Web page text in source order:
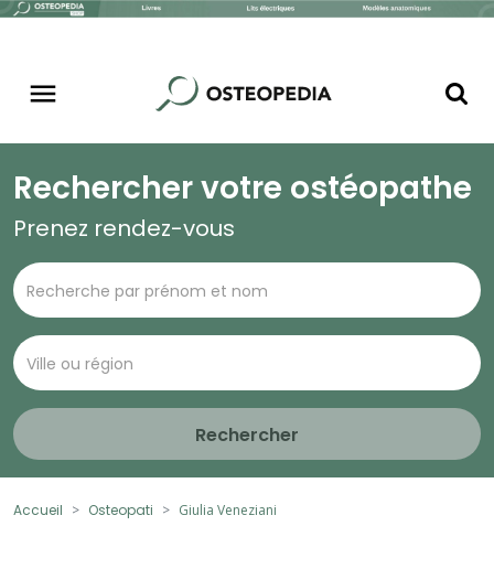
Rechercher votre ostéopathe
Prenez rendez-vous
Rechercher
Accueil Osteopati Giulia Veneziani